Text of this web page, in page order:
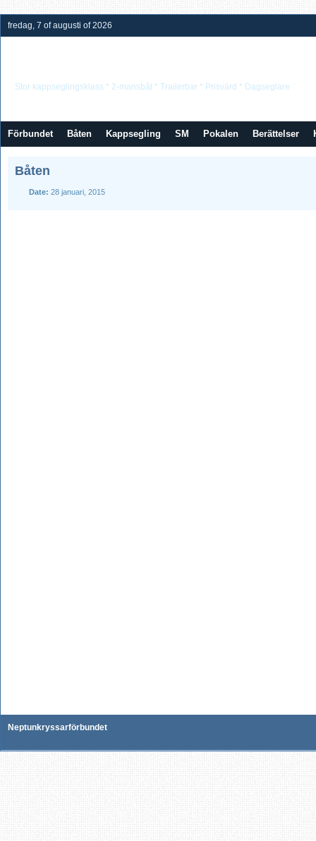
fredag, 7 of augusti of 2026
Stor kappseglingsklass * 2-mansbåt * Trailerbar * Prisvärd * Dagseglare
Förbundet Båten Kappsegling SM Pokalen Berättelser
Båten
Date: 28 januari, 2015
Neptunkryssarförbundet